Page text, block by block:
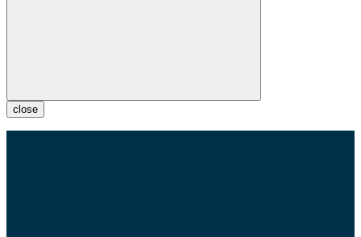
close